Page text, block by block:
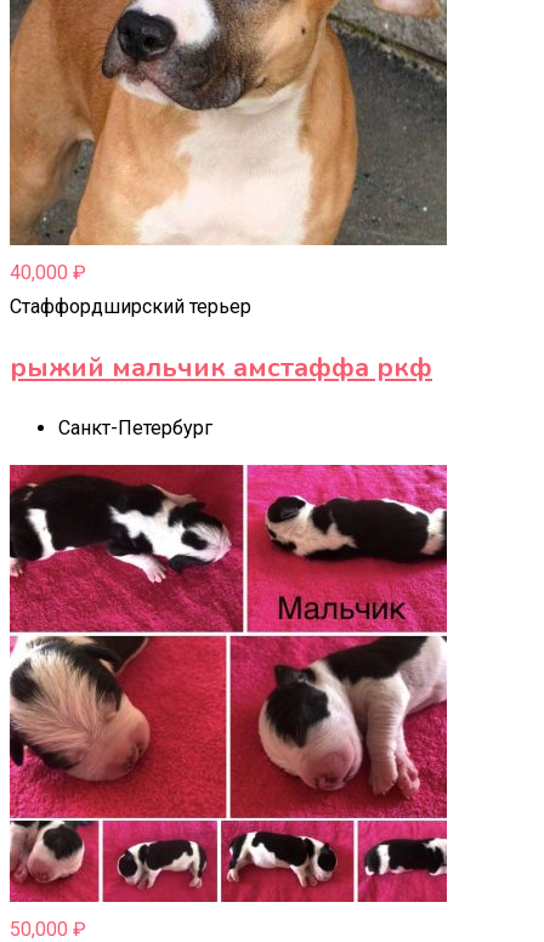
40,000 ₽
Стаффордширский терьер
рыжий мальчик амстаффа ркф
Санкт-Петербург
50,000 ₽